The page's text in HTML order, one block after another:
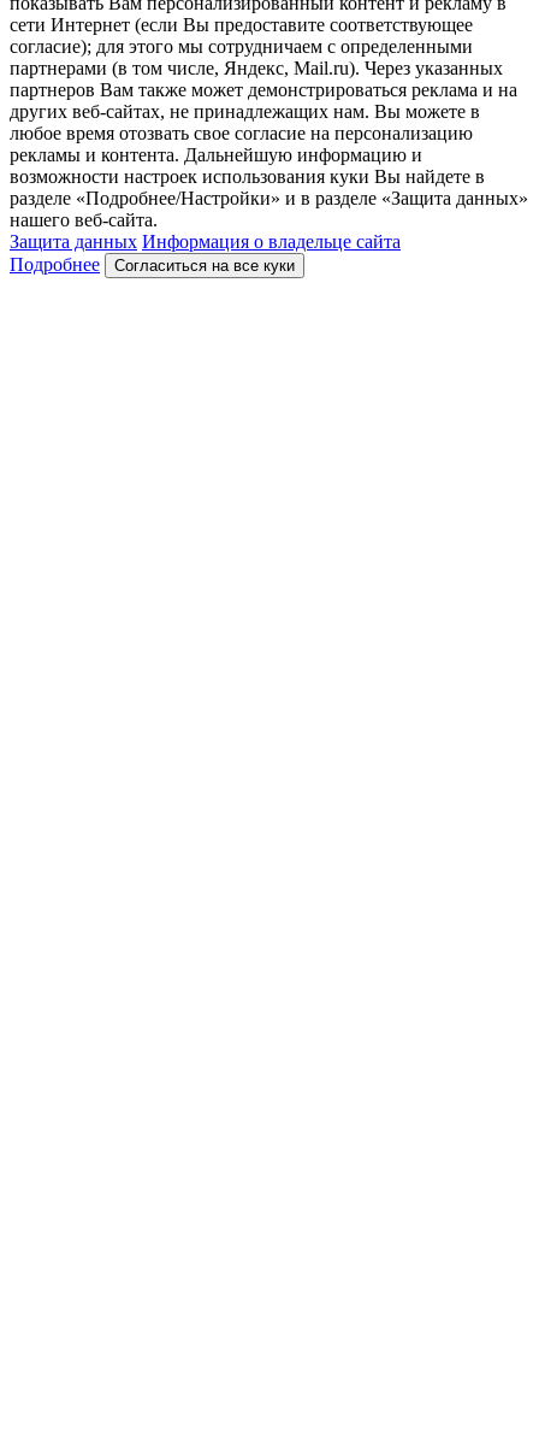
сети Интернет (если Вы предоставите соответствующее
согласие); для этого мы сотрудничаем с определенными
партнерами (в том числе, Яндекс, Mail.ru). Через указанных
партнеров Вам также может демонстрироваться реклама и на
других веб-сайтах, не принадлежащих нам. Вы можете в
любое время отозвать свое согласие на персонализацию
рекламы и контента. Дальнейшую информацию и
возможности настроек использования куки Вы найдете в
разделе «Подробнее/Настройки» и в разделе «Защита данных»
нашего веб-сайта.
Защита данных Информация о владельце сайта
Подробнее
Согласиться на все куки